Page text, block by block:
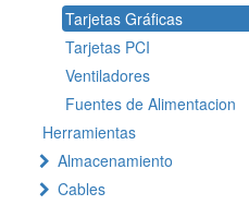
Tarjetas Gráficas
Tarjetas PCI
Ventiladores
Fuentes de Alimentacion
Herramientas
Almacenamiento
Cables